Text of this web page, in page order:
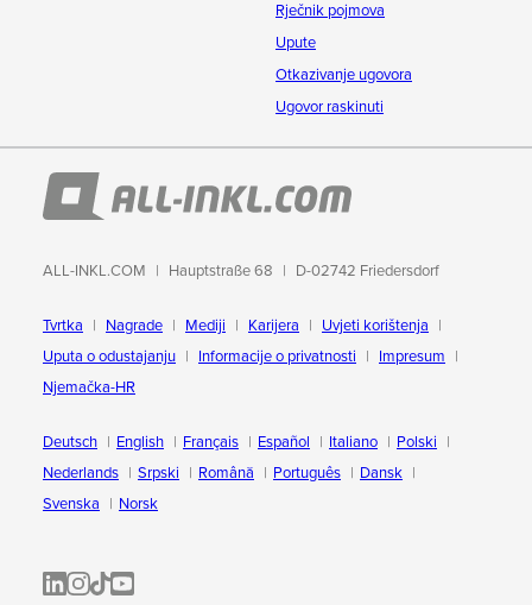
Rječnik pojmova
Upute
Otkazivanje ugovora
Ugovor raskinuti
ALL-INKL.COM Hauptstraße 68 D-02742 Friedersdorf
Tvrtka Nagrade Mediji Karijera
Uvjeti korištenja
Uputa o odustajanju
Informacije o privatnosti
Impresum
Njemačka-HR
Deutsch English Français Español Italiano
Polski
Nederlands
Srpski Română Português
Dansk
Svenska
Norsk
ALL-INKL.COM | LinkedIn
ALL-INKL.COM • Instagram photos and videos
ALL-INKL.COM | TikTok
ALLINKL.COM - YouTube